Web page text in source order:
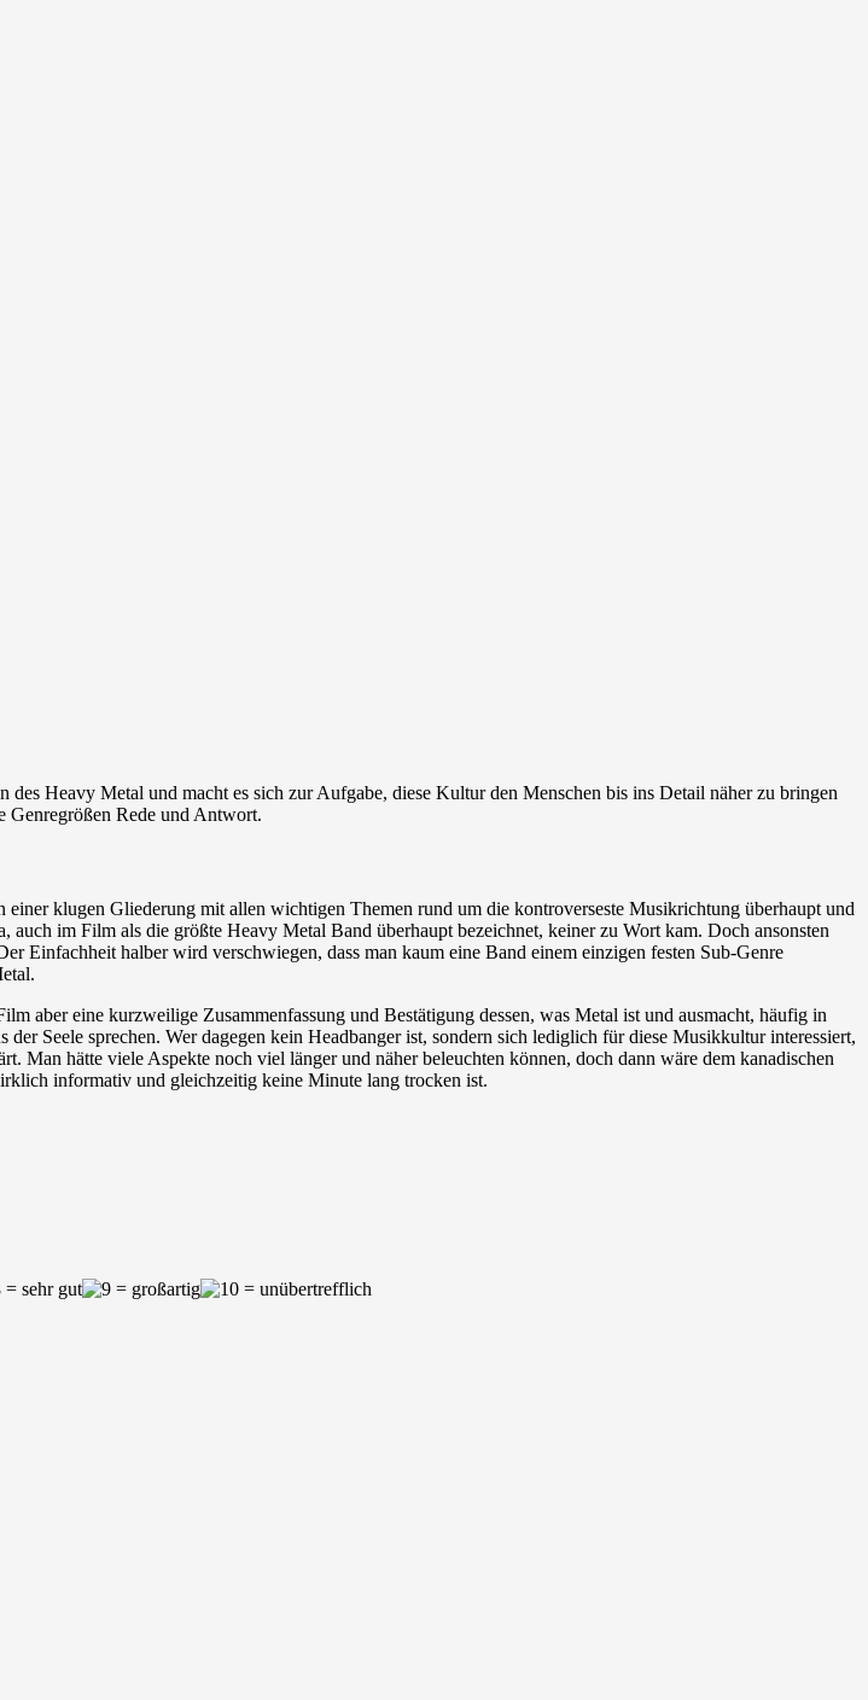
Heavy Metal und macht es sich zur Aufgabe, diese Kultur den Menschen bis ins Detail näher zu bringen
Genregrößen Rede und Antwort.
klugen Gliederung mit allen wichtigen Themen rund um die kontroverseste Musikrichtung überhaupt und
auch im Film als die größte Heavy Metal Band überhaupt bezeichnet, keiner zu Wort kam. Doch ansonsten
Einfachheit halber wird verschwiegen, dass man kaum eine Band einem einzigen festen Sub-Genre
aber eine kurzweilige Zusammenfassung und Bestätigung dessen, was Metal ist und ausmacht, häufig in
Seele sprechen. Wer dagegen kein Headbanger ist, sondern sich lediglich für diese Musikkultur interessiert,
Man hätte viele Aspekte noch viel länger und näher beleuchten können, doch dann wäre dem kanadischen
informativ und gleichzeitig keine Minute lang trocken ist.